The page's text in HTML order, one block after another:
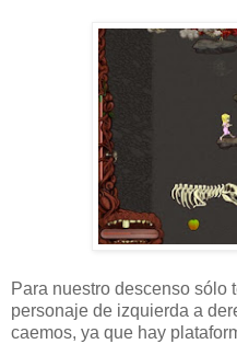
Para nuestro descenso sólo
personaje de izquierda a
caemos, ya que hay